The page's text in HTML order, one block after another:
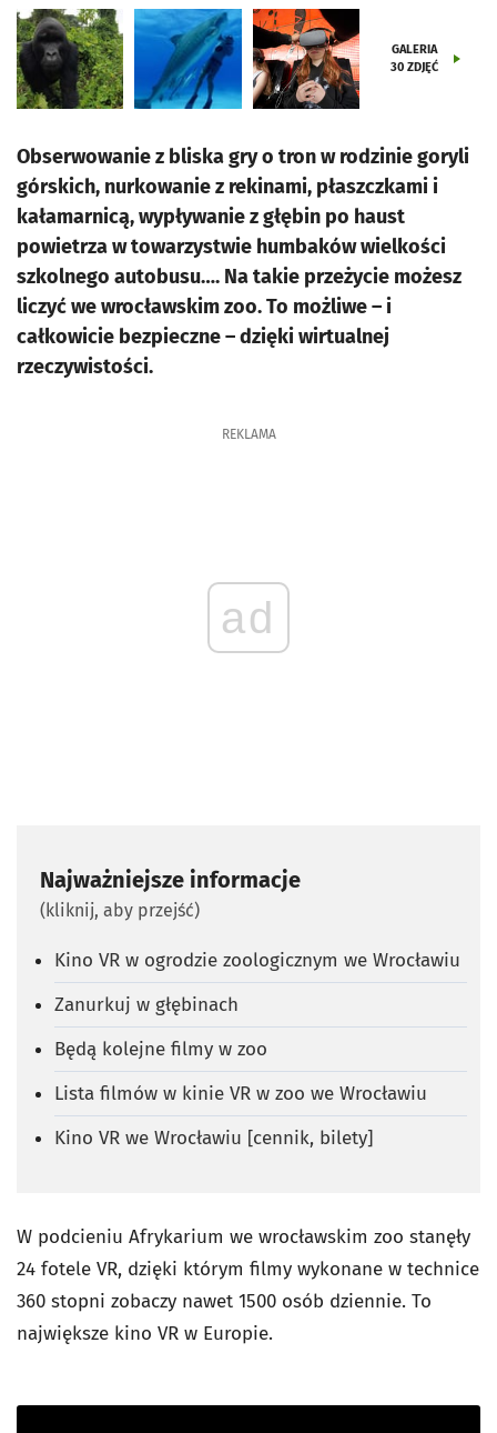
GALERIA
30 ZDJĘĆ
Obserwowanie z bliska gry o tron w rodzinie goryli
górskich, nurkowanie z rekinami, płaszczkami i
kałamarnicą, wypływanie z głębin po haust
powietrza w towarzystwie humbaków wielkości
szkolnego autobusu…. Na takie przeżycie możesz
liczyć we wrocławskim zoo. To możliwe – i
całkowicie bezpieczne – dzięki wirtualnej
rzeczywistości.
REKLAMA
ad
Najważniejsze informacje
(kliknij, aby przejść)
Kino VR w ogrodzie zoologicznym we Wrocławiu
Zanurkuj w głębinach
Będą kolejne filmy w zoo
Lista filmów w kinie VR w zoo we Wrocławiu
Kino VR we Wrocławiu [cennik, bilety]
W podcieniu Afrykarium we wrocławskim zoo stanęły
24 fotele VR, dzięki którym filmy wykonane w technice
360 stopni zobaczy nawet 1500 osób dziennie. To
największe kino VR w Europie.